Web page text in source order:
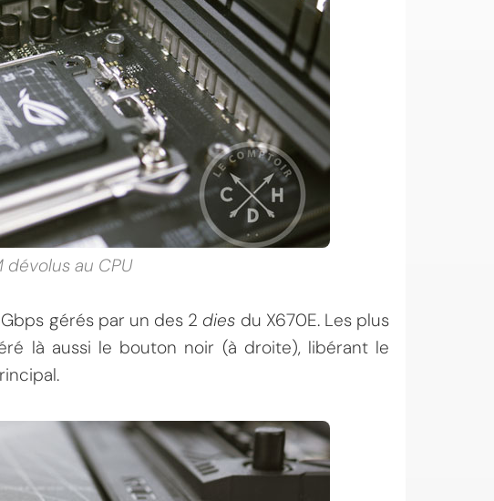
dévolus au CPU
gérés par un des 2 dies du X670E. Les plus
là aussi le bouton noir (à droite), libérant le